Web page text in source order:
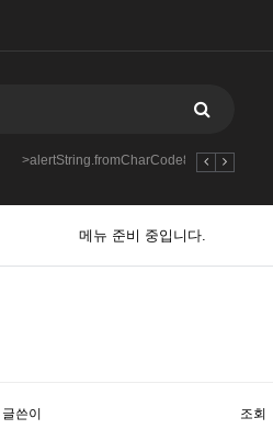
메뉴 준비 중입니다.
글쓴이 조회